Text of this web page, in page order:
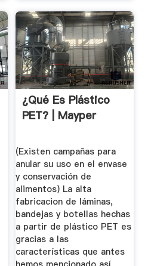
¿Qué Es Plástico
PET? | Mayper
(Existen campañas para
anular su uso en el envase
y conservación de
alimentos) La alta
fabricacion de láminas,
bandejas y botellas hechas
a partir de plástico PET es
gracias a las
características que antes